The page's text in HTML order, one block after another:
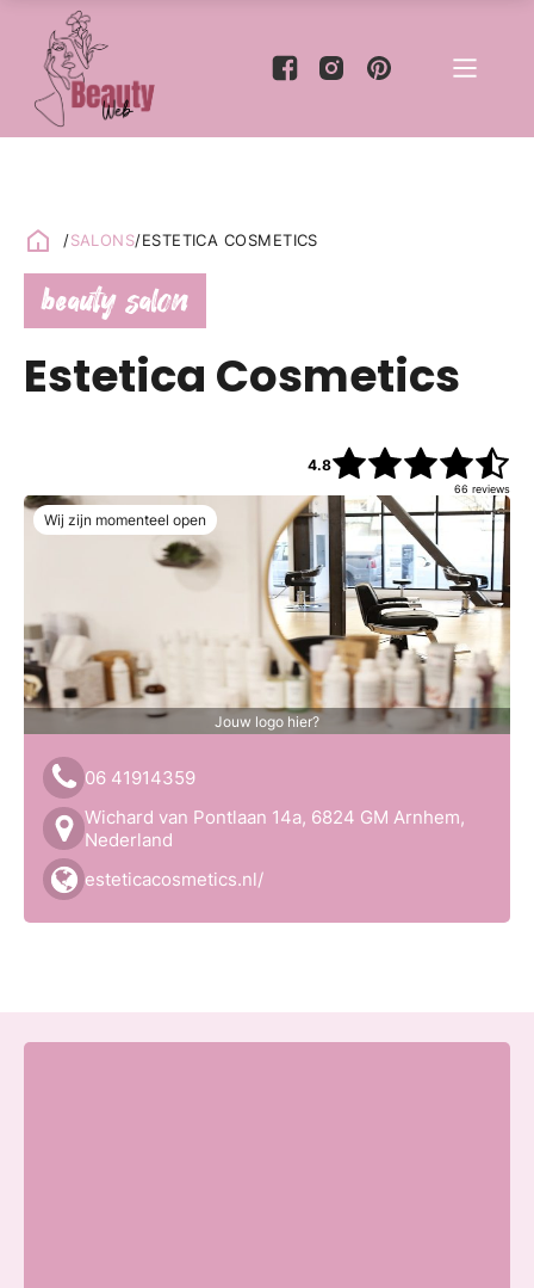
/SALONS/ESTETICA COSMETICS
Jouw logo hier?
Wij zijn momenteel open
06 41914359
Wichard van Pontlaan 14a, 6824 GM Arnhem,
Nederland
esteticacosmetics.nl/
beauty salon
Estetica Cosmetics
4.8
66 reviews